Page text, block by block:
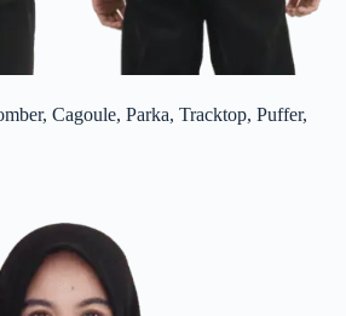
Cagoule, Parka, Tracktop, Puffer,